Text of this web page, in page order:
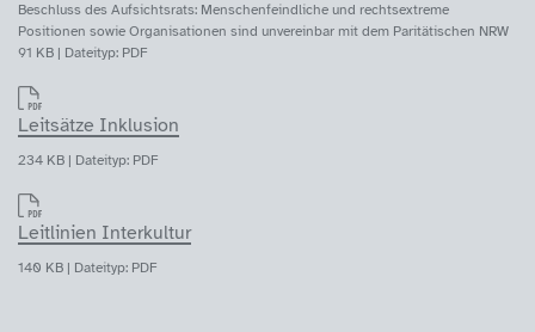
Beschluss des Aufsichtsrats: Menschenfeindliche und rechtsextreme
Positionen sowie Organisationen sind unvereinbar mit dem Paritätischen NRW
91 KB | Dateityp: PDF
Leitsätze Inklusion
234 KB | Dateityp: PDF
Leitlinien Interkultur
140 KB | Dateityp: PDF